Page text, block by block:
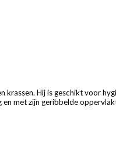
Hij is geschikt voor
met zijn geribbelde